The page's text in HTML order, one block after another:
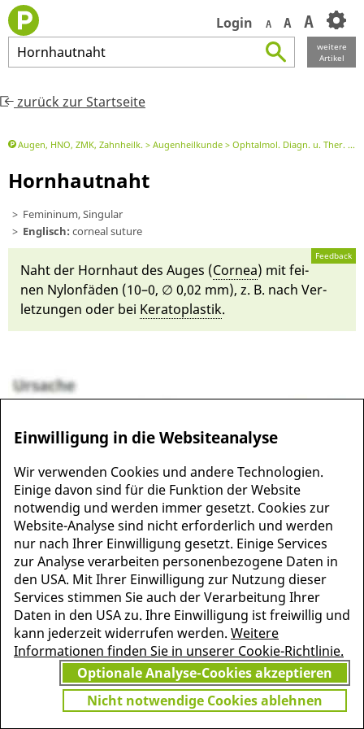
Login A A A
Hornhautnaht
weitere
Artikel
zurück zur Startseite
Augen, HNO, ZMK, Zahnheilk. Augenheilkunde Ophtalmol. Diagn. u. Ther.
Hornhautnaht
Femininum, Singular
Englisch: corneal suture
Feedback
Naht der Horn­haut des Auges (Cornea) mit fei­
nen Ny­lon­fäden (10–0, ∅ 0,02 mm), z. B. nach Ver­
letzungen oder bei Ke­rato­plastik.
MEHR INFORMATIONEN
ZU PSCHYREMBEL
JETZT
GRATIS TESTEN
Vielen Dank für Ihr Interesse
am Pschyrembel! Wenn Sie
unbegrenzten Zugang zu
Pschyrembel Online möchten,
Einwilligung in die Websiteanalyse
Wir verwenden Cookies und andere Technologien.
Einige davon sind für die Funktion der Website
notwendig und werden immer gesetzt. Cookies zur
Website-Analyse sind nicht erforderlich und werden
nur nach Ihrer Einwilligung gesetzt. Einige Services
zur Analyse verarbeiten personenbezogene Daten in
den USA. Mit Ihrer Einwilligung zur Nutzung dieser
Services stimmen Sie auch der Verarbeitung Ihrer
Daten in den USA zu. Ihre Einwilligung ist freiwillig und
kann jederzeit widerrufen werden. Weitere
Informationen finden Sie in unserer Cookie-Richtlinie.
Optionale Analyse-Cookies akzeptieren
Nicht notwendige Cookies ablehnen